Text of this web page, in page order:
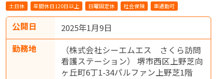
土日休 年間休日120日以上 日曜固定休 社会保険 車通勤可
公開日
2025年1月9日
勤務地
（株式会社シーエムエス さくら訪問
看護ステーション） 堺市西区上野芝向
ヶ丘町6丁1-34パルファン上野芝1階